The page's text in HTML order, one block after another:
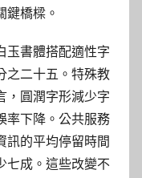
鍵橋樑。
玉書體搭配適性字
之二十五。特殊教
，圓潤字形減少字
率下降。公共服務
訊的平均停留時間
七成。這些改變不